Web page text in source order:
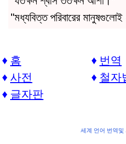
"মধ্যবিত্ত পরিবারের
홈
번역
사전
철자
글자판
세계 언어 번역및